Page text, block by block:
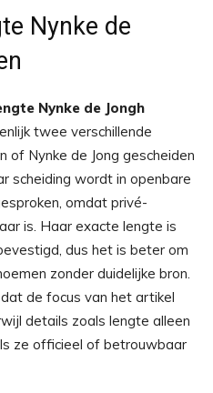
Nynke de
Nynke de Jongh
twee verschillende
of Nynke de Jong gescheiden
scheiding wordt in openbare
omdat privé-
is. Haar exacte lengte is
dus het is beter om
zonder duidelijke bron.
de focus van het artikel
details zoals lengte alleen
ze officieel of betrouwbaar